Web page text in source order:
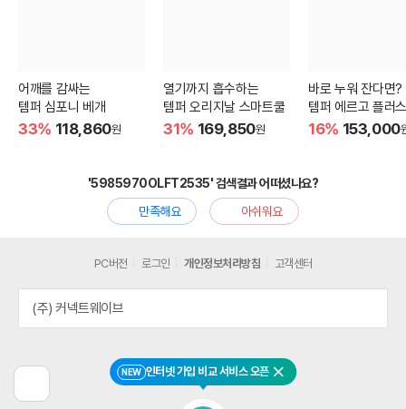
어깨를 감싸는
템퍼 심포니 베개
33% 118,860원
열기까지 흡수하는
템퍼 오리지날 스마트쿨
31% 169,850원
바로 누워 잔다면?
템퍼 에르고 플러
16% 153,000
'5985970OLFT2535' 검색결과 어떠셨나요?
만족해요
아쉬워요
전
NEW 인터넷 가입 비교 서비스 오픈 닫기
PC버전 로그인 개인정보처리방침 고객센터
(주) 커넥트웨이브